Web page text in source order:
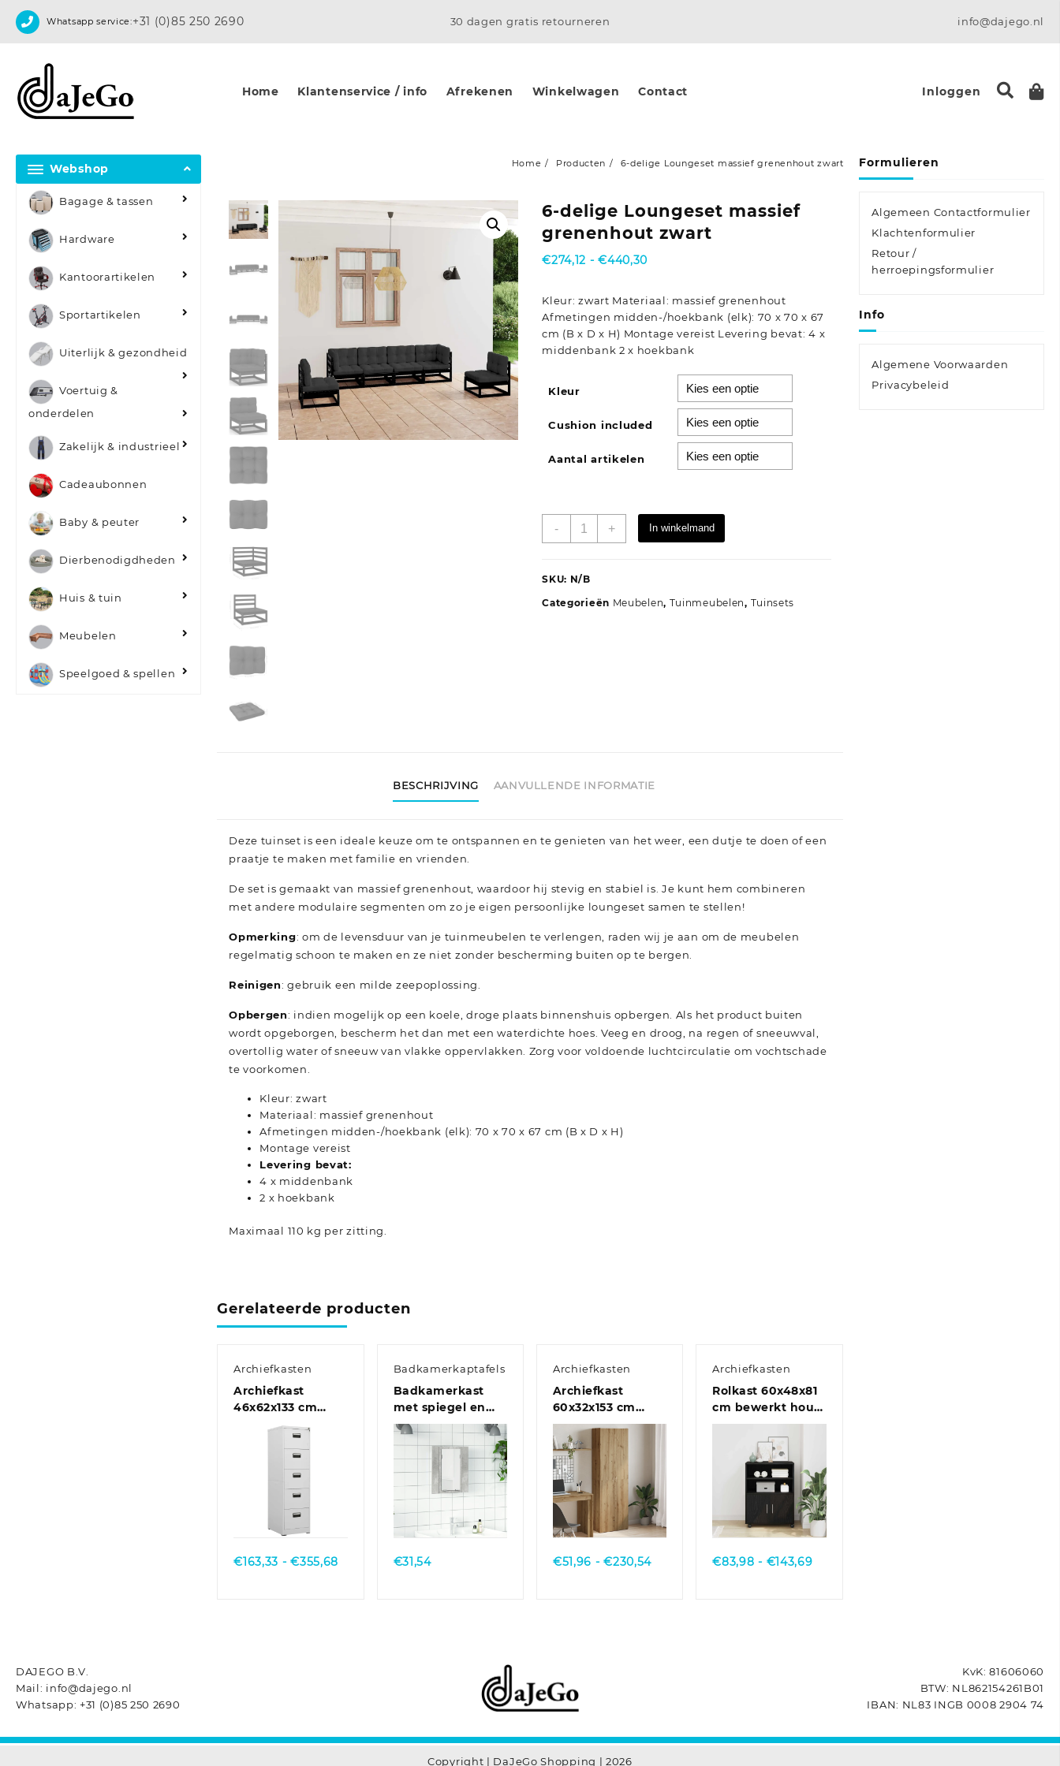
Whatsapp service:+31 (0)85 250 2690 30 dagen gratis retourneren info@dajego.nl
Home Klantenservice / info Afrekenen Winkelwagen Contact Inloggen
Webshop
Bagage & tassen
Hardware
Kantoorartikelen
Sportartikelen
Uiterlijk & gezondheid
Voertuig &
onderdelen
Zakelijk & industrieel
Cadeaubonnen
Baby & peuter
Dierbenodigdheden
Huis & tuin
Meubelen
Speelgoed & spellen
Home Producten 6-delige Loungeset massief grenenhout zwart
6-delige Loungeset massief
grenenhout zwart
€274,12 - €440,30
€440,30
Kleur: zwart Materiaal: massief grenenhout
Afmetingen midden-/hoekbank (elk): 70 x 70 x 67
cm (B x D x H) Montage vereist Levering bevat: 4 x
middenbank 2 x hoekbank
Kleur
Cushion included
Aantal artikelen
-
massief
zwart
+ In winkelmand
SKU: N/B
Categorieën Meubelen, Tuinmeubelen, Tuinsets
BESCHRIJVING AANVULLENDE INFORMATIE
Deze tuinset is een ideale keuze om te ontspannen en te genieten van het weer, een dutje te doen of een
praatje te maken met familie en vrienden.
De set is gemaakt van massief grenenhout, waardoor hij stevig en stabiel is. Je kunt hem combineren
met andere modulaire segmenten om zo je eigen persoonlijke loungeset samen te stellen!
Opmerking: om de levensduur van je tuinmeubelen te verlengen, raden wij je aan om de meubelen
regelmatig schoon te maken en ze niet zonder bescherming buiten op te bergen.
Reinigen: gebruik een milde zeepoplossing.
Opbergen: indien mogelijk op een koele, droge plaats binnenshuis opbergen. Als het product buiten
wordt opgeborgen, bescherm het dan met een waterdichte hoes. Veeg en droog, na regen of sneeuwval,
overtollig water of sneeuw van vlakke oppervlakken. Zorg voor voldoende luchtcirculatie om vochtschade
te voorkomen.
Kleur: zwart
Materiaal: massief grenenhout
Afmetingen midden-/hoekbank (elk): 70 x 70 x 67 cm (B x D x H)
Montage vereist
Levering bevat:
4 x middenbank
2 x hoekbank
Maximaal 110 kg per zitting.
Gerelateerde producten
Archiefkasten
Archiefkast
46x62x133 cm
antracietkleurig
Quick View
€163,33 - €355,68 Prijsklasse:
Badkamerkaptafels
Badkamerkast
met spiegel en
LED 40x12x45 cm
acryl betongrijs
Quick View
€31,54
Archiefkasten
Archiefkast
60x32x153 cm
bewerkt hout
gerookt
eikenkleurig
Quick View
€51,96 - €230,54Prijsklasse:
Archiefkasten
Rolkast 60x48x81
cm bewerkt hout
oud houtkleurig
Quick View
€83,98 - €143,69Prijsklasse:
Formulieren
Algemeen Contactformulier
Klachtenformulier
Retour /
herroepingsformulier
Info
Algemene Voorwaarden
Privacybeleid
DAJEGO B.V.
Mail: info@dajego.nl
Whatsapp: +31 (0)85 250 2690
KvK: 81606060
BTW: NL862154261B01
IBAN: NL83 INGB 0008 2904 74
Copyright | DaJeGo Shopping | 2026